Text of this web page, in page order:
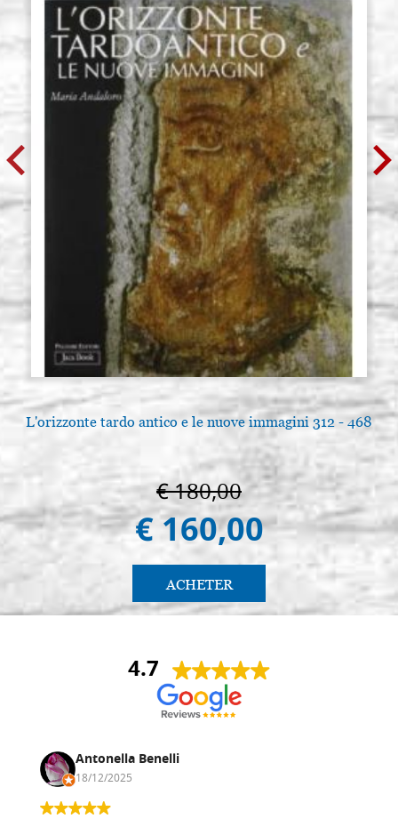
L'orizzonte tardo antico e le nuove immagini 312 - 468
€ 180,00
€ 160,00
ACHETER
4.7
Antonella Benelli
18/12/2025